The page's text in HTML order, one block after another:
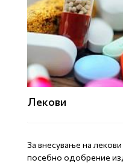
Лекови
За внесување на
посебно одобрение